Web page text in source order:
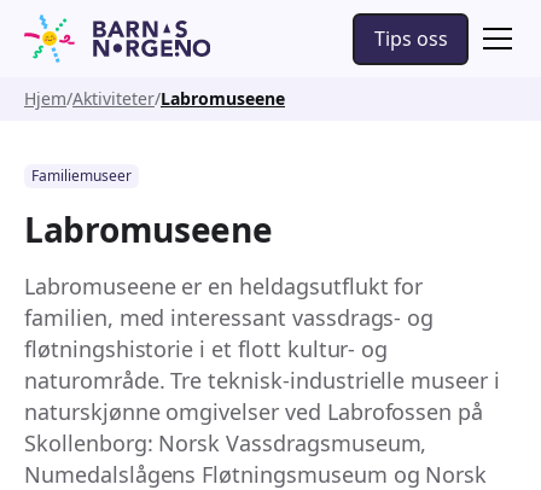
Tips oss
Hjem Aktiviteter Labromuseene
Familiemuseer
Labromuseene
Labromuseene er en heldagsutflukt for
familien, med interessant vassdrags- og
fløtningshistorie i et flott kultur- og
naturområde. Tre teknisk-industrielle museer i
naturskjønne omgivelser ved Labrofossen på
Skollenborg: Norsk Vassdragsmuseum,
Numedalslågens Fløtningsmuseum og Norsk